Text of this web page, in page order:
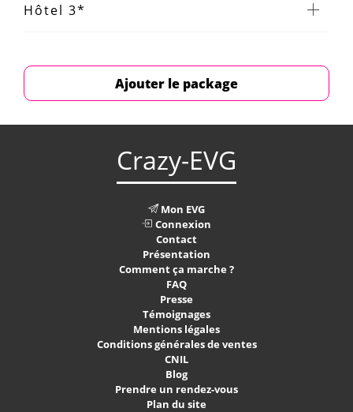
Hôtel 3*
Ajouter le package
Crazy-EVG
Mon EVG
Connexion
Contact
Présentation
Comment ça marche ?
FAQ
Presse
Témoignages
Mentions légales
Conditions générales de ventes
CNIL
Blog
Prendre un rendez-vous
Plan du site